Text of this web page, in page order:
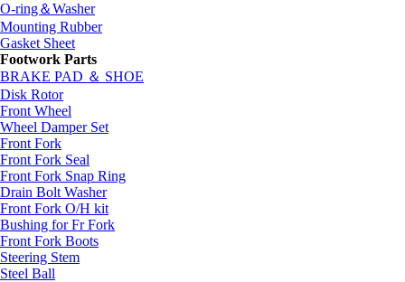
O-ring＆Washer
Mounting Rubber
Gasket Sheet
Footwork Parts
BRAKE PAD ＆ SHOE
Disk Rotor
Front Wheel
Wheel Damper Set
Front Fork
Front Fork Seal
Front Fork Snap Ring
Drain Bolt Washer
Front Fork O/H kit
Bushing for Fr Fork
Front Fork Boots
Steering Stem
Steel Ball